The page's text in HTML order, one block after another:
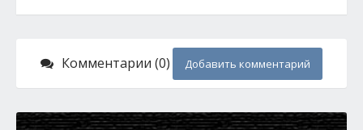
Комментарии (0) Добавить комментарий